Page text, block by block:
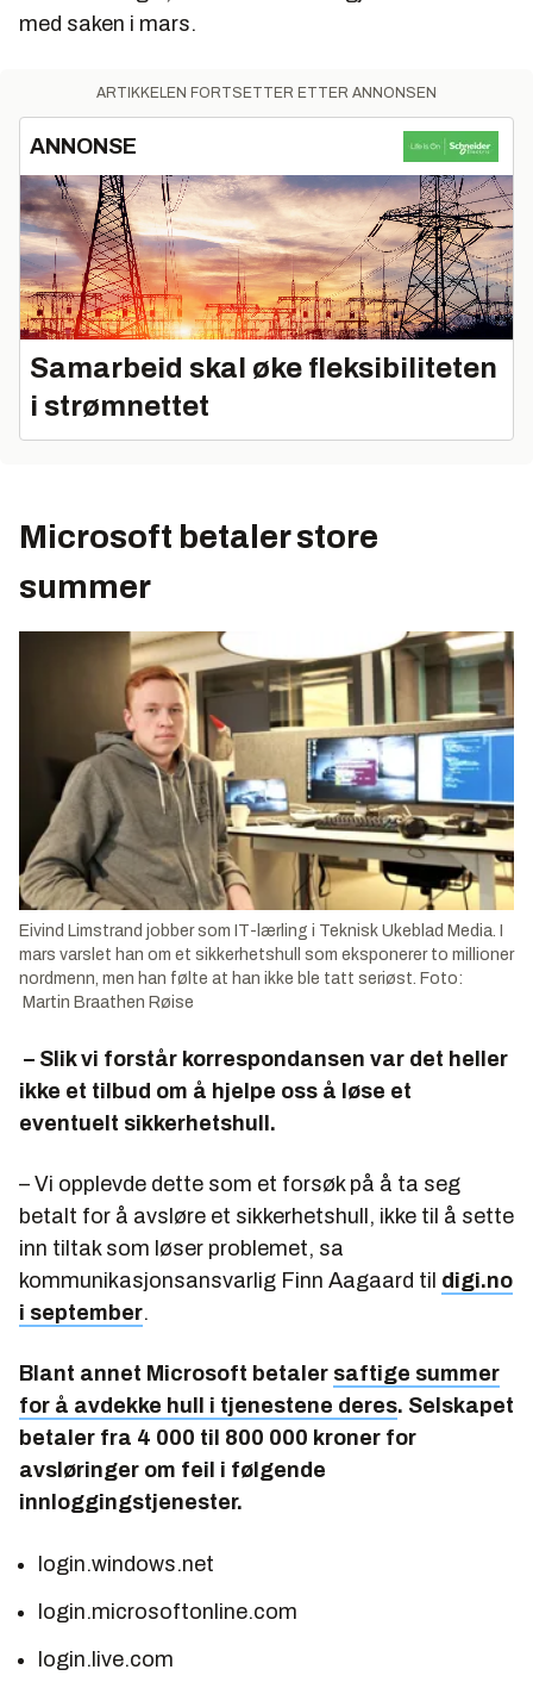
med saken i mars.
ARTIKKELEN FORTSETTER ETTER ANNONSEN
ANNONSE
Samarbeid skal øke fleksibiliteten
i strømnettet
Microsoft betaler store
summer
Eivind Limstrand jobber som IT-lærling i Teknisk Ukeblad Media. I
mars varslet han om et sikkerhetshull som eksponerer to millioner
nordmenn, men han følte at han ikke ble tatt seriøst. Foto:
Martin Braathen Røise
– Slik vi forstår korrespondansen var det heller
ikke et tilbud om å hjelpe oss å løse et
eventuelt sikkerhetshull.
– Vi opplevde dette som et forsøk på å ta seg
betalt for å avsløre et sikkerhetshull, ikke til å sette
inn tiltak som løser problemet, sa
kommunikasjonsansvarlig Finn Aagaard til digi.no
i september.
Blant annet Microsoft betaler saftige summer
for å avdekke hull i tjenestene deres. Selskapet
betaler fra 4 000 til 800 000 kroner for
avsløringer om feil i følgende
innloggingstjenester.
login.windows.net
login.microsoftonline.com
login.live.com